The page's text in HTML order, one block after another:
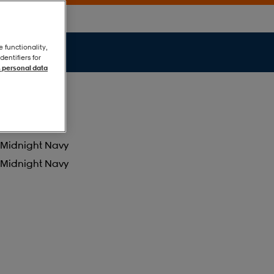
Midnight Navy
Midnight Navy
functionality,
for
personal data